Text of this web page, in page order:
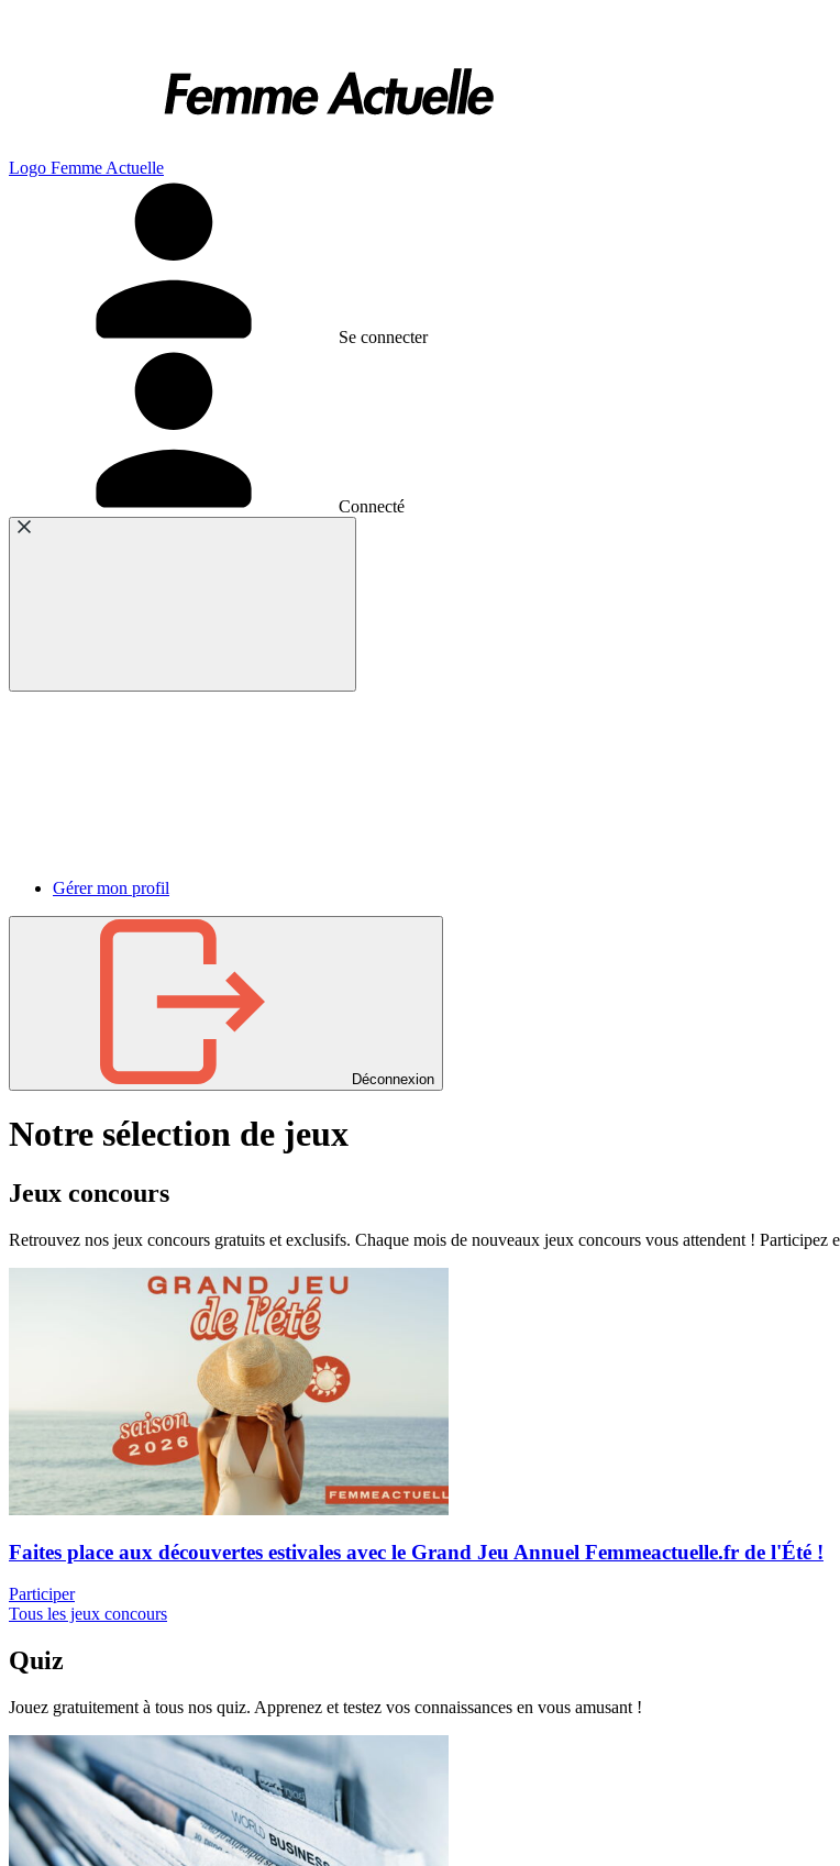
Logo Femme Actuelle
Se connecter
Connecté
Gérer mon profil
Déconnexion
Notre sélection de jeux
Jeux concours
Retrouvez nos jeux concours gratuits et exclusifs. Chaque mois de nouveaux jeux concours vous attendent ! Participez
Faites place aux découvertes estivales avec le Grand Jeu Annuel Femmeactuelle.fr de l'Été !
Participer
Tous les jeux concours
Quiz
Jouez gratuitement à tous nos quiz. Apprenez et testez vos connaissances en vous amusant !